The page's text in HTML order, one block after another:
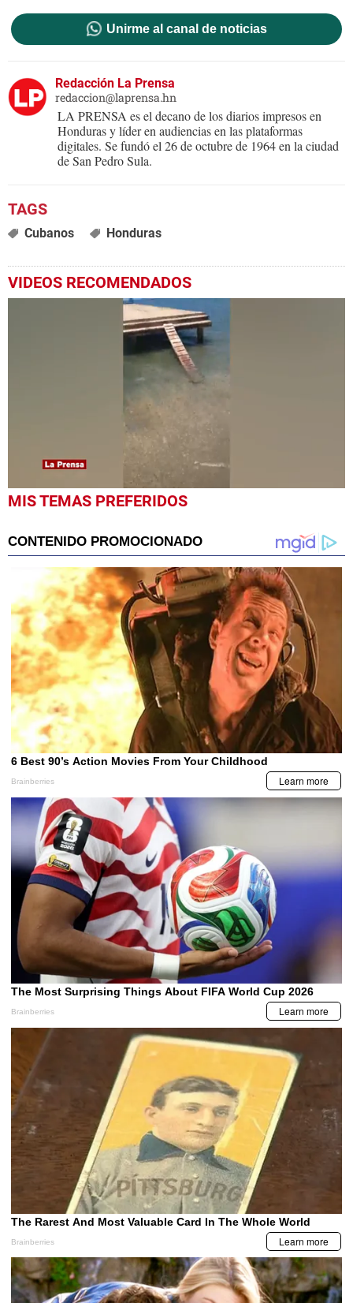
Unirme al canal de noticias
Redacción La Prensa
redaccion@laprensa.hn
LA PRENSA es el decano de los diarios impresos en
Honduras y líder en audiencias en las plataformas
digitales. Se fundó el 26 de octubre de 1964 en la ciudad
de San Pedro Sula.
Cubanos Honduras
VIDEOS RECOMENDADOS
0
seconds
seconds
MIS TEMAS PREFERIDOS